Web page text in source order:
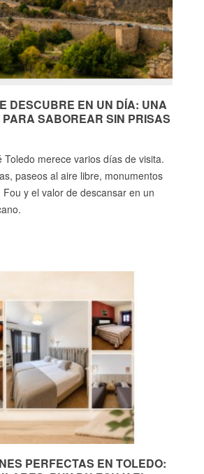
DESCUBRE EN UN DÍA: UNA
SABOREAR SIN PRISAS
Toledo merece varios días de visita.
paseos al aire libre, monumentos
Fou y el valor de descansar en un
PERFECTAS EN TOLEDO: